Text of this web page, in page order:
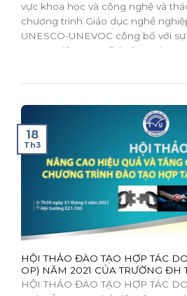
vực khoa học và công nghệ và
chương trình Giáo dục nghề
UNESCO-UNEVOC công bố với
GDNN Liên Bang Đức (BIBB).
HỘI THẢO ĐÀO TẠO HỢP TÁC
OP) NĂM 2021 CỦA TRƯỜNG ĐH
HỘI THẢO ĐÀO TẠO HỢP TÁC
18
Th3